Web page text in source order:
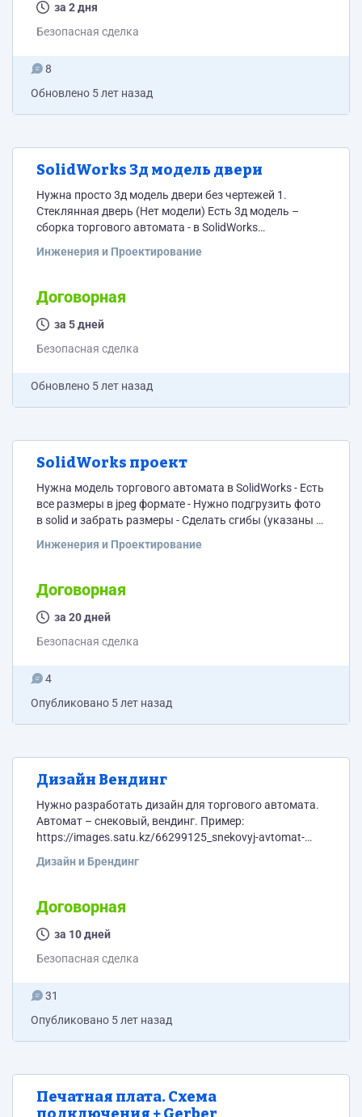
Убрать - https://yadi.sk/i/h--iT_JK7jccMg (не...
за 2 дня
Безопасная сделка
8
Обновлено 5 лет назад
SolidWorks 3д модель двери
Нужна просто 3д модель двери без чертежей 1.
Стеклянная дверь (Нет модели) Есть 3д модель –
сборка торгового автомата - в SolidWorks
создать стеклянную дверь. Сделать визуализацию
пересечений при открываниях) Дверь должна быть
цельная: Пример 1: https://yadi.sk/i/9b6sCaLIvRgANg
Пример 2: https://yadi.sk/i/-T12LZ9g5A7n5w Пример 3:
переднюю стенку лотка и сделать...
Инженерия и Проектирование
Договорная
за 5 дней
Безопасная сделка
Обновлено 5 лет назад
SolidWorks проект
Нужна модель торгового автомата в SolidWorks - Есть
все размеры в jpeg формате - Нужно подгрузить фото
в solid и забрать размеры - Сделать сгибы (указаны в
(Предоставлю видео всех деталей – в какую сторону
градусов) Как пример прикладываю одну стенку в
solid и её же сделал...
Инженерия и Проектирование
Договорная
за 20 дней
Безопасная сделка
4
Опубликовано 5 лет назад
Дизайн Вендинг
Нужно разработать дизайн для торгового автомата.
Автомат – снековый, вендинг. Пример:
https://images.satu.kz/66299125_snekovyj-avtomat-
продукты: Напитки, чипсы, шоколадки и т.д. После
на пленки и дальше обклейка терминала. (с феном).
Размеры автомата: Размеры автомата: - Высота 1 м
83 см - Ширина 1 м - Глубина 80 см (Более точные
Дизайн и Брендинг
Договорная
за 10 дней
Безопасная сделка
31
Опубликовано 5 лет назад
Печатная плата. Схема